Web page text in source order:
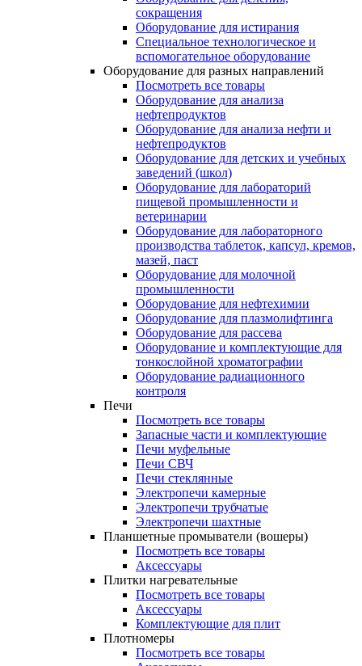
сокращения
Оборудование для истирания
Специальное технологическое и
вспомогательное оборудование
Оборудование для разных направлений
Посмотреть все товары
Оборудование для анализа
нефтепродуктов
Оборудование для анализа нефти и
нефтепродуктов
Оборудование для детских и учебных
заведений (школ)
Оборудование для лабораторий
пищевой промышленности и
ветеринарии
Оборудование для лабораторного
производства таблеток, капсул, кремов,
мазей, паст
Оборудование для молочной
промышленности
Оборудование для нефтехимии
Оборудование для плазмолифтинга
Оборудование для рассева
Оборудование и комплектующие для
тонкослойной хроматографии
Оборудование радиационного
контроля
Печи
Посмотреть все товары
Запасные части и комплектующие
Печи муфельные
Печи СВЧ
Печи стеклянные
Электропечи камерные
Электропечи трубчатые
Электропечи шахтные
Планшетные промыватели (вошеры)
Посмотреть все товары
Аксессуары
Плитки нагревательные
Посмотреть все товары
Аксессуары
Комплектующие для плит
Плотномеры
Посмотреть все товары